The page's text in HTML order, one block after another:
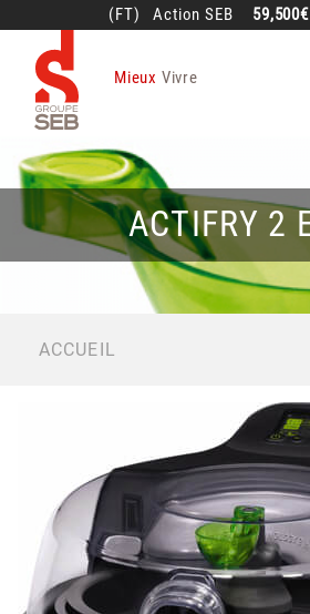
contenu
principal
(FT) ActionSEB 59,500€
Mieux Vivre
ACTIFRY 2
FIL
ACCUEIL